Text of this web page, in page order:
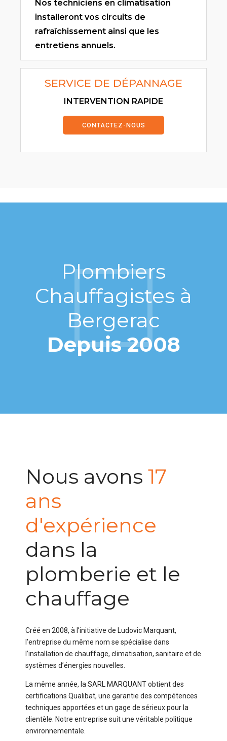
Nos techniciens en climatisation
installeront vos circuits de
rafraîchissement ainsi que les
entretiens annuels.
SERVICE DE DÉPANNAGE
INTERVENTION RAPIDE
CONTACTEZ-NOUS
Plombiers
Chauffagistes à
Bergerac
Depuis 2008
Nous avons 17
ans
d'expérience
dans la
plomberie et le
chauffage
Créé en 2008, à l’initiative de Ludovic Marquant,
l’entreprise du même nom se spécialise dans
l’installation de chauffage, climatisation, sanitaire et de
systèmes d’énergies nouvelles.
La même année, la SARL MARQUANT obtient des
certifications Qualibat, une garantie des compétences
techniques apportées et un gage de sérieux pour la
clientèle. Notre entreprise suit une véritable politique
environnementale.